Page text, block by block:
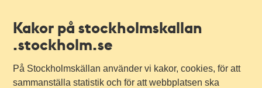
Kakor på stockholmskallan
.stockholm.se
På Stockholmskällan använder vi kakor, cookies, för att
sammanställa statistik och för att webbplatsen ska